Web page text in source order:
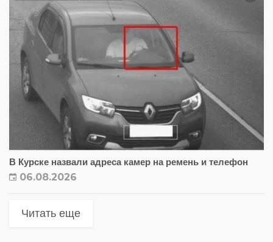
В Курске назвали адреса камер на ремень и телефон
06.08.2026
Читать еще